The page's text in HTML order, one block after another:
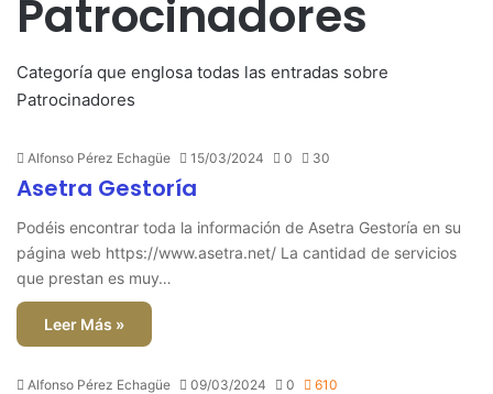
Patrocinadores
Categoría que englosa todas las entradas sobre
Patrocinadores
Alfonso Pérez Echagüe 15/03/2024 0 30
Asetra Gestoría
Podéis encontrar toda la información de Asetra Gestoría en su
página web https://www.asetra.net/ La cantidad de servicios
que prestan es muy…
Leer Más »
Alfonso Pérez Echagüe 09/03/2024 0 610